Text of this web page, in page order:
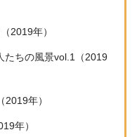
2019年）
たちの風景vol.1（2019
年）
年）